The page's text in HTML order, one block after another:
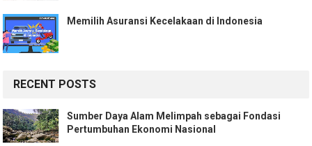
Memilih Asuransi Kecelakaan di Indonesia
RECENT POSTS
Sumber Daya Alam Melimpah sebagai Fondasi
Pertumbuhan Ekonomi Nasional